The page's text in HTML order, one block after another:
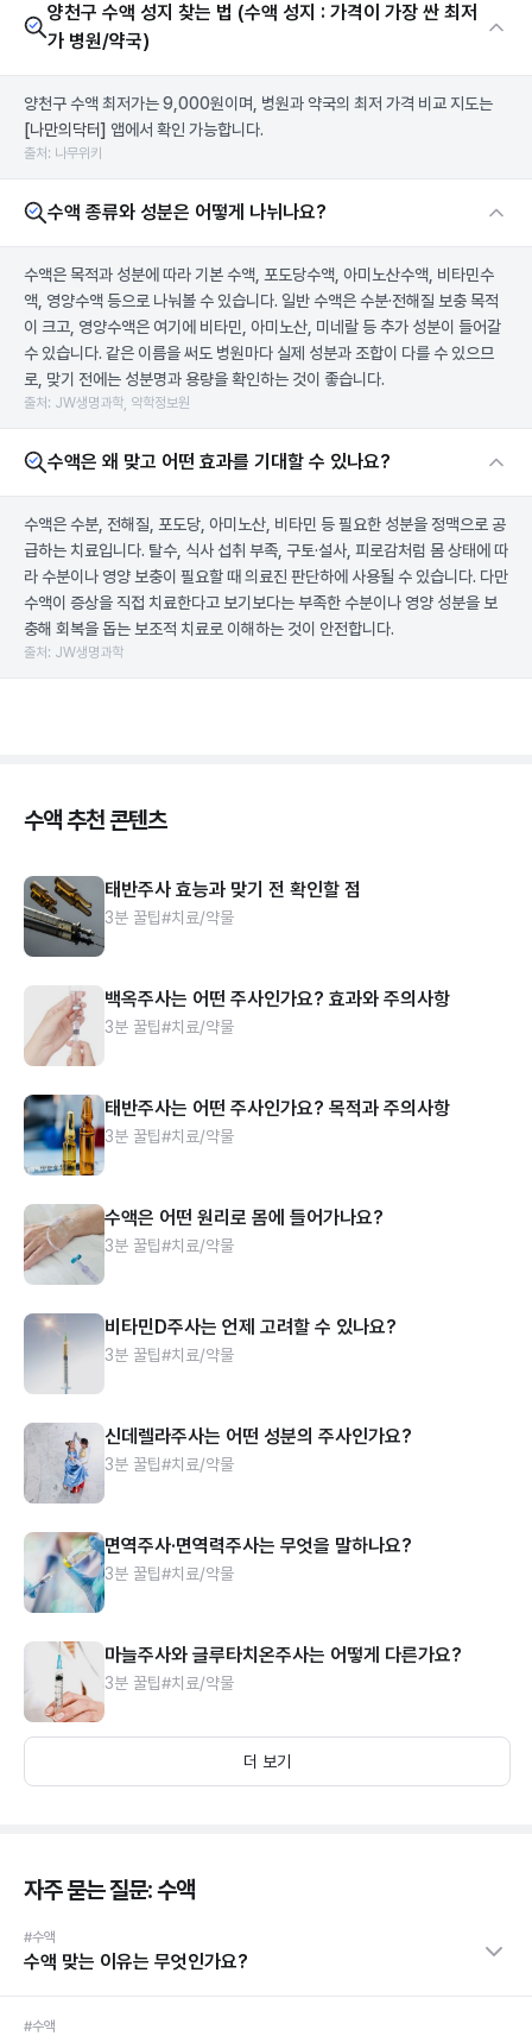
양천구 수액 성지 찾는 법 (수액 성지 : 가격이 가장 싼 최저
가 병원/약국)
양천구 수액 최저가는 9,000원이며, 병원과 약국의 최저 가격 비교 지도는
[나만의닥터] 앱에서 확인 가능합니다.
출처: 나무위키
수액 종류와 성분은 어떻게 나뉘나요?
수액은 목적과 성분에 따라 기본 수액, 포도당수액, 아미노산수액, 비타민수
액, 영양수액 등으로 나눠볼 수 있습니다. 일반 수액은 수분·전해질 보충 목적
이 크고, 영양수액은 여기에 비타민, 아미노산, 미네랄 등 추가 성분이 들어갈
수 있습니다. 같은 이름을 써도 병원마다 실제 성분과 조합이 다를 수 있으므
로, 맞기 전에는 성분명과 용량을 확인하는 것이 좋습니다.
출처: JW생명과학, 약학정보원
수액은 왜 맞고 어떤 효과를 기대할 수 있나요?
수액은 수분, 전해질, 포도당, 아미노산, 비타민 등 필요한 성분을 정맥으로 공
급하는 치료입니다. 탈수, 식사 섭취 부족, 구토·설사, 피로감처럼 몸 상태에 따
라 수분이나 영양 보충이 필요할 때 의료진 판단하에 사용될 수 있습니다. 다만
수액이 증상을 직접 치료한다고 보기보다는 부족한 수분이나 영양 성분을 보
충해 회복을 돕는 보조적 치료로 이해하는 것이 안전합니다.
출처: JW생명과학
수액 추천 콘텐츠
태반주사 효능과 맞기 전 확인할 점
3분 꿀팁#치료/약물
백옥주사는 어떤 주사인가요? 효과와 주의사항
3분 꿀팁#치료/약물
태반주사는 어떤 주사인가요? 목적과 주의사항
3분 꿀팁#치료/약물
수액은 어떤 원리로 몸에 들어가나요?
3분 꿀팁#치료/약물
비타민D주사는 언제 고려할 수 있나요?
3분 꿀팁#치료/약물
신데렐라주사는 어떤 성분의 주사인가요?
3분 꿀팁#치료/약물
면역주사·면역력주사는 무엇을 말하나요?
3분 꿀팁#치료/약물
마늘주사와 글루타치온주사는 어떻게 다른가요?
3분 꿀팁#치료/약물
더 보기
자주 묻는 질문: 수액
#수액
수액 맞는 이유는 무엇인가요?
#수액